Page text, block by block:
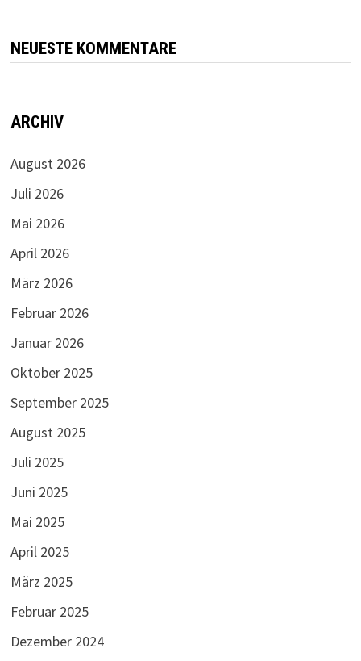
NEUESTE KOMMENTARE
ARCHIV
August 2026
Juli 2026
Mai 2026
April 2026
März 2026
Februar 2026
Januar 2026
Oktober 2025
September 2025
August 2025
Juli 2025
Juni 2025
Mai 2025
April 2025
März 2025
Februar 2025
Dezember 2024